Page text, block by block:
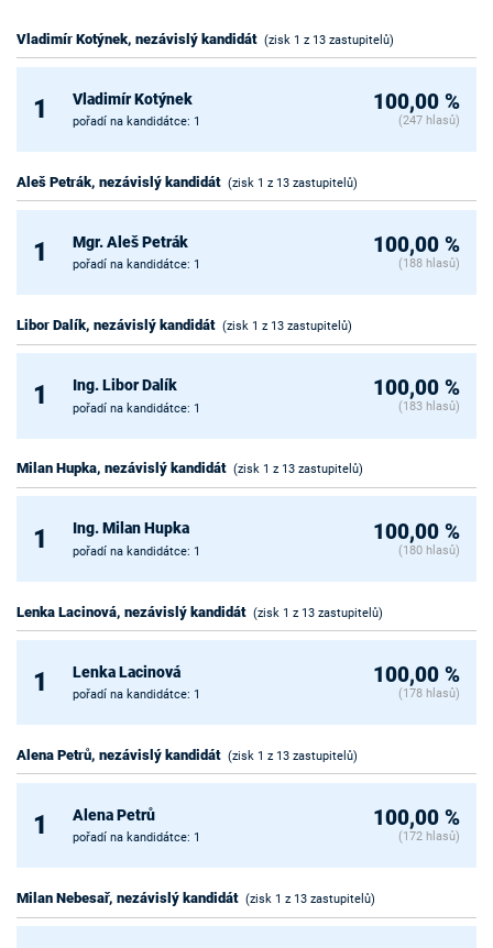
Vladimír Kotýnek, nezávislý kandidát (zisk 1 z 13 zastupitelů)
1 Vladimír Kotýnek
pořadí na kandidátce: 1
100,00 %
(247 hlasů)
Aleš Petrák, nezávislý kandidát (zisk 1 z 13 zastupitelů)
1 Mgr. Aleš Petrák
pořadí na kandidátce: 1
100,00 %
(188 hlasů)
Libor Dalík, nezávislý kandidát (zisk 1 z 13 zastupitelů)
1 Ing. Libor Dalík
pořadí na kandidátce: 1
100,00 %
(183 hlasů)
Milan Hupka, nezávislý kandidát (zisk 1 z 13 zastupitelů)
1 Ing. Milan Hupka
pořadí na kandidátce: 1
100,00 %
(180 hlasů)
Lenka Lacinová, nezávislý kandidát (zisk 1 z 13 zastupitelů)
1 Lenka Lacinová
pořadí na kandidátce: 1
100,00 %
(178 hlasů)
Alena Petrů, nezávislý kandidát (zisk 1 z 13 zastupitelů)
1 Alena Petrů
pořadí na kandidátce: 1
100,00 %
(172 hlasů)
Milan Nebesař, nezávislý kandidát (zisk 1 z 13 zastupitelů)